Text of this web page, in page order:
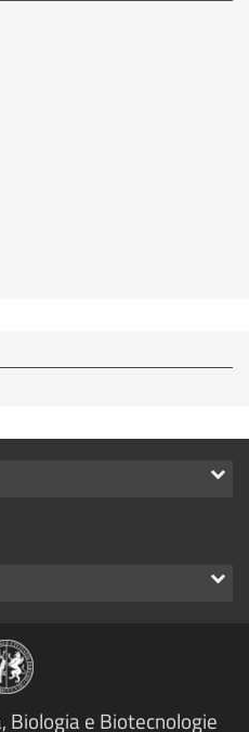
Biologia e Biotecnologie